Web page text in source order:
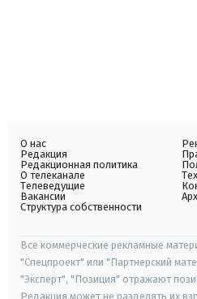
О нас
Редакция
Редакционная политика
О телеканале
Телеведущие
Вакансии
Структура собственности
Все коммерческие рекламные
"Спецпроект" или "Партнерский
"Эксперт", "Позиция" отражают
Редакция может не разделять их